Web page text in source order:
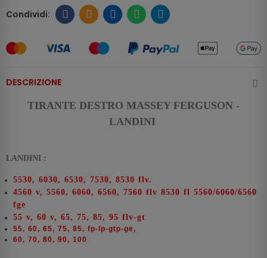
DESCRIZIONE
TIRANTE DESTRO MASSEY FERGUSON -
LANDINI
LANDINI :
5530, 6030, 6530, 7530, 8530 flv.
4560 v, 5560, 6060, 6560, 7560 flv 8530 fl 5560/6060/6560
fge
55 v, 60 v, 65, 75, 85, 95 flv-gt
55, 60, 65, 75, 85, fp-lp-gtp-ge,
60, 70, 80, 90, 100